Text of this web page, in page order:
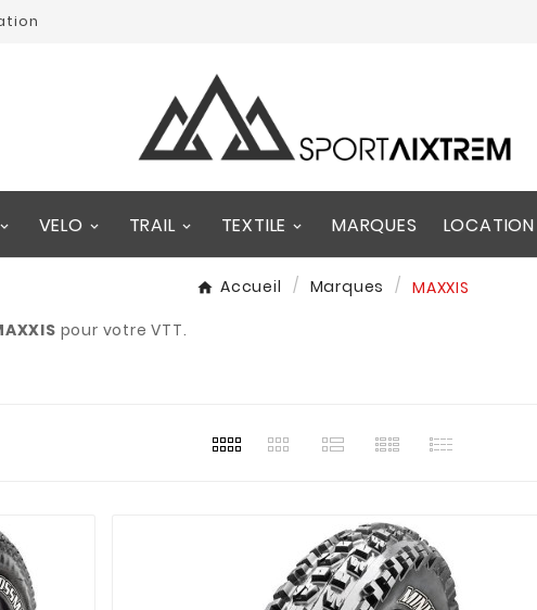
VELO TRAIL TEXTILE MARQUES LOCATION
Accueil Marques
MAXXIS
pour votre VTT.